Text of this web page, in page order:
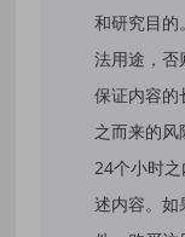
和研究目的
法用途，否
保证内容的
之而来的
24个小时
述内容。如